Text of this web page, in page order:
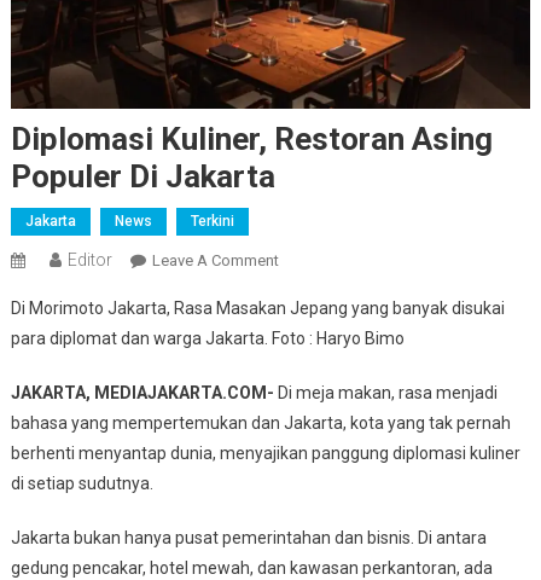
Diplomasi Kuliner, Restoran Asing
Populer Di Jakarta
Jakarta News Terkini
Editor Leave A CommentOn
Kuliner,
Restoran
Populer
Di
Jakarta
Di Morimoto Jakarta, Rasa Masakan Jepang yang banyak disukai
para diplomat dan warga Jakarta. Foto : Haryo Bimo
JAKARTA, MEDIAJAKARTA.COM- Di meja makan, rasa menjadi
bahasa yang mempertemukan dan Jakarta, kota yang tak pernah
berhenti menyantap dunia, menyajikan panggung diplomasi kuliner
di setiap sudutnya.
Jakarta bukan hanya pusat pemerintahan dan bisnis. Di antara
gedung pencakar, hotel mewah, dan kawasan perkantoran, ada